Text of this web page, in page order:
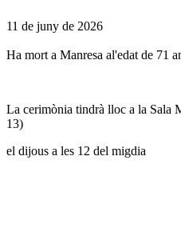
11 de juny de 2026
Ha mort a Manresa al'edat de 71
La cerimònia tindrà lloc a la Sala
13)
el dijous a les 12 del migdia